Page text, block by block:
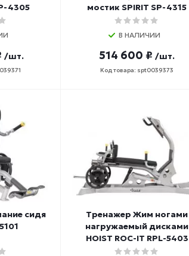
4305
/шт.
мостик SPIRIT SP-4315
В НАЛИЧИИ
514 600 ₽ /шт.
Код товара: spt0039373
сидя
Тренажер Жим ногами
нагружаемый дисками
HOIST ROC-IT RPL-5403